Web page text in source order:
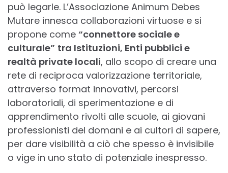
può legarle. L’Associazione Animum Debes
Mutare innesca collaborazioni virtuose e si
propone come “connettore sociale e
culturale” tra Istituzioni, Enti pubblici e
realtà private locali, allo scopo di creare una
rete di reciproca valorizzazione territoriale,
attraverso format innovativi, percorsi
laboratoriali, di sperimentazione e di
apprendimento rivolti alle scuole, ai giovani
professionisti del domani e ai cultori di sapere,
per dare visibilità a ciò che spesso è invisibile
o vige in uno stato di potenziale inespresso.